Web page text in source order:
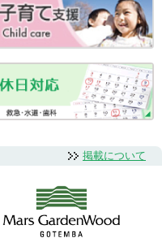
掲載について